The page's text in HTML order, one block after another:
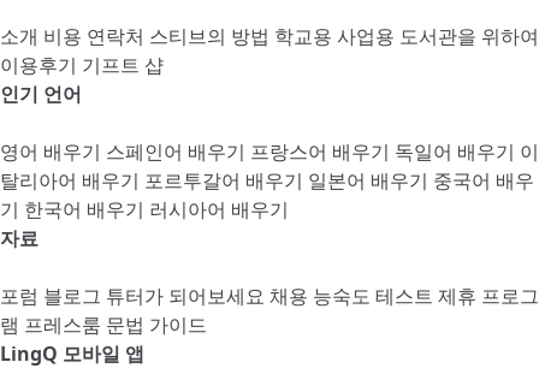
소개 비용 연락처 스티브의 방법 학교용 사업용 도서관을 위하여
이용후기 기프트 샵
인기 언어
영어 배우기 스페인어 배우기 프랑스어 배우기 독일어 배우기 이
탈리아어 배우기 포르투갈어 배우기 일본어 배우기 중국어 배우
기 한국어 배우기 러시아어 배우기
자료
포럼 블로그 튜터가 되어보세요 채용 능숙도 테스트 제휴 프로그
램 프레스룸 문법 가이드
LingQ 모바일 앱